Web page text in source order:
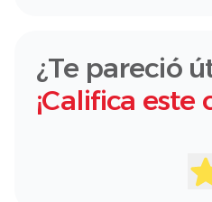
¿Te pareció
¡Califica este